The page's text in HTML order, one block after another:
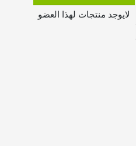
لايوجد منتجات لهذا العضو